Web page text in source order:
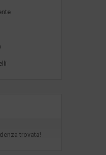
trovata!